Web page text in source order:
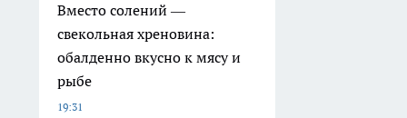
Вместо солений —
свекольная хреновина:
обалденно вкусно к мясу и
рыбе
19:31